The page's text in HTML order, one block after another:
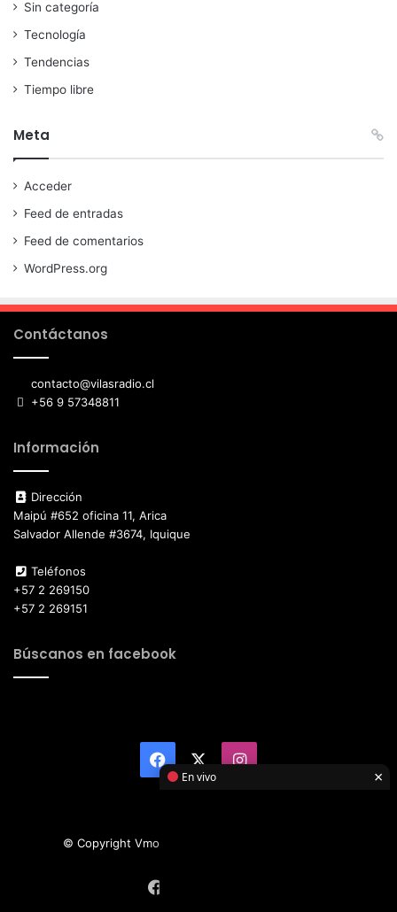
Sin categoría
Tecnología
Tendencias
Tiempo libre
Meta
Acceder
Feed de entradas
Feed de comentarios
WordPress.org
Contáctanos
contacto@vilasradio.cl
+56 9 57348811
Información
Dirección
Maipú #652 oficina 11, Arica
Salvador Allende #3674, Iquique
Teléfonos
+57 2 269150
+57 2 269151
Búscanos en facebook
Facebook Instagram
© Copyright Vmotor TI 2026, All Rights Reserved
En vivo ×